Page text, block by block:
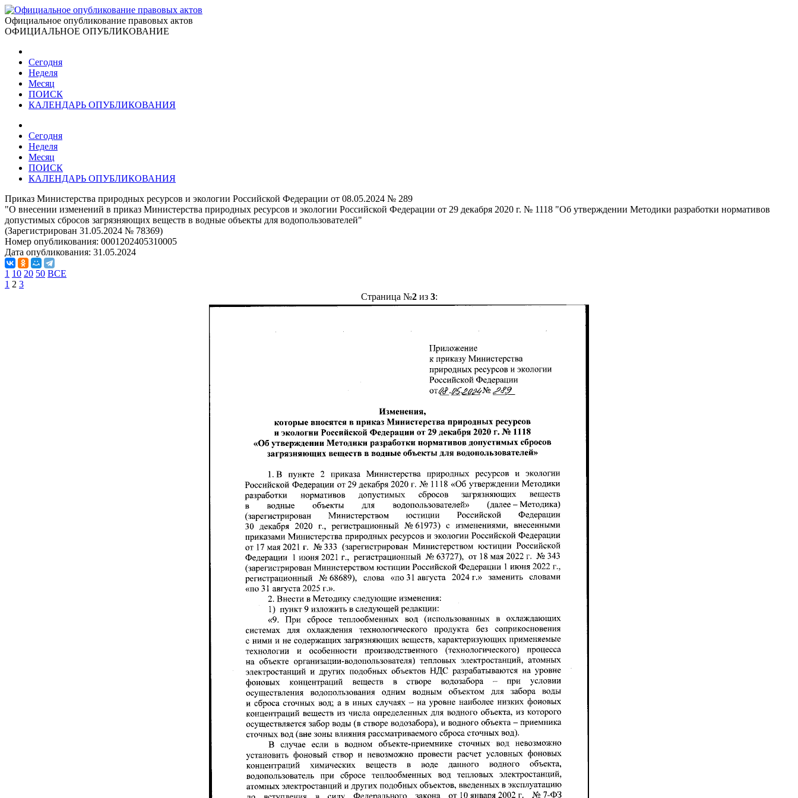
Официальное опубликование правовых актов
ОФИЦИАЛЬНОЕ ОПУБЛИКОВАНИЕ
Сегодня
Неделя
Месяц
ПОИСК
КАЛЕНДАРЬ ОПУБЛИКОВАНИЯ
Сегодня
Неделя
Месяц
ПОИСК
КАЛЕНДАРЬ ОПУБЛИКОВАНИЯ
Приказ Министерства природных ресурсов и экологии Российской Федерации от 08.05.2024 № 289
"О внесении изменений в приказ Министерства природных ресурсов и экологии Российской Федерации от 29 декабря 2020 г. № 1118 "Об утверждении Методики разработки нормативов
допустимых сбросов загрязняющих веществ в водные объекты для водопользователей"
(Зарегистрирован 31.05.2024 № 78369)
Номер опубликования: 0001202405310005
Дата опубликования: 31.05.2024
1 10 20 50 ВСЕ
1 2 3
Страница №2из 3: